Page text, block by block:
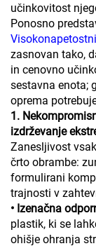
učinkovitost
Ponosno
zasnovan tako,
in cenovno
sestavna enota;
oprema
1.
izdrževanje
Zanesljivost
črto obrambe:
formulirani
trajnosti v
• Izenačna
plastik, ki se
ohišje ohranja